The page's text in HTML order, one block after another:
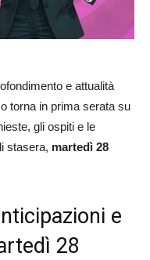
e attualità
torna in prima serata su
gli ospiti e le
stasera, martedì 28
e
28